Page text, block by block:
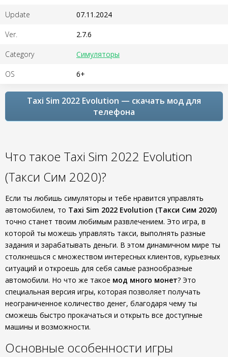
Update 07.11.2024
Ver. 2.7.6
Category Симуляторы
OS 6+
Taxi Sim 2022 Evolution — скачать мод для
телефона
Что такое Taxi Sim 2022 Evolution
(Такси Сим 2020)?
Если ты любишь симуляторы и тебе нравится управлять
автомобилем, то Taxi Sim 2022 Evolution (Такси Сим 2020)
точно станет твоим любимым развлечением. Это игра, в
которой ты можешь управлять такси, выполнять разные
задания и зарабатывать деньги. В этом динамичном мире ты
столкнешься с множеством интересных клиентов, курьезных
ситуаций и откроешь для себя самые разнообразные
автомобили. Но что же такое мод много монет? Это
специальная версия игры, которая позволяет получать
неограниченное количество денег, благодаря чему ты
сможешь быстро прокачаться и открыть все доступные
машины и возможности.
Основные особенности игры